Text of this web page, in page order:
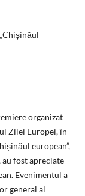
organizat
Zilei Europei, în
european”,
fost apreciate
Evenimentul a
general al